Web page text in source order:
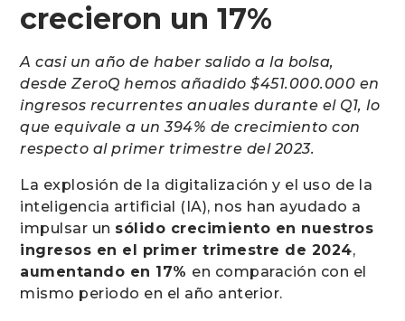
crecieron un 17%
A casi un año de haber salido a la bolsa,
desde ZeroQ hemos añadido $451.000.000 en
ingresos recurrentes anuales durante el Q1, lo
que equivale a un 394% de crecimiento con
respecto al primer trimestre del 2023.
La explosión de la digitalización y el uso de la
inteligencia artificial (IA), nos han ayudado a
impulsar un sólido crecimiento en nuestros
ingresos en el primer trimestre de 2024,
aumentando en 17% en comparación con el
mismo periodo en el año anterior.